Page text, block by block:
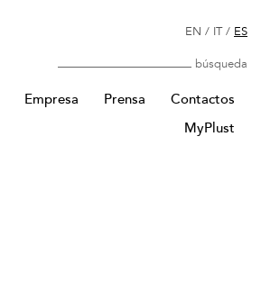
Empresa Prensa
Contactos
MyPlust
EN / IT/ ES
Búsqueda